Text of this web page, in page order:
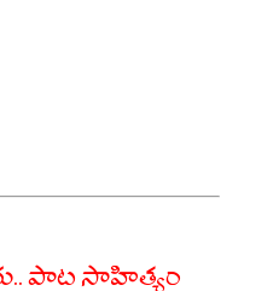
పాట సాహిత్యం